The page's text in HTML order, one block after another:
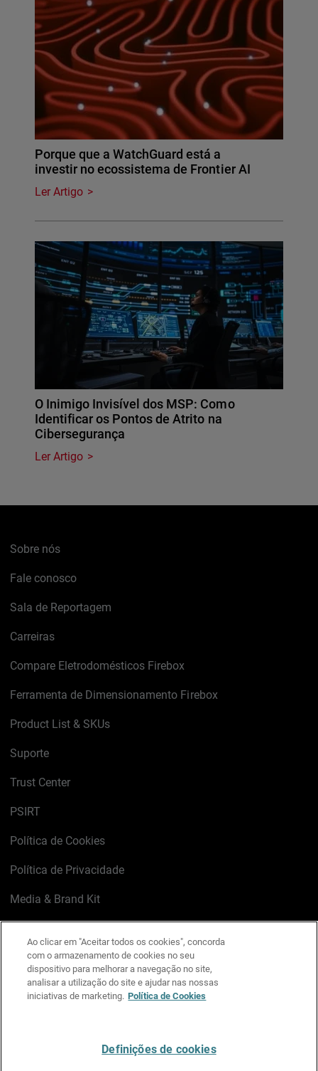
Porque que a WatchGuard está a
investir no ecossistema de Frontier AI
Ler Artigo
O Inimigo Invisível dos MSP: Como
Identificar os Pontos de Atrito na
Cibersegurança
Ler Artigo
Sobre nós
Fale conosco
Sala de Reportagem
Carreiras
Compare Eletrodomésticos Firebox
Ferramenta de Dimensionamento Firebox
Product List & SKUs
Suporte
Trust Center
PSIRT
Política de Cookies
Política de Privacidade
Media & Brand Kit
LinkedIn
X FacebookInstagram
YouTube
Ao clicar em "Aceitar todos os cookies", concorda
com o armazenamento de cookies no seu
dispositivo para melhorar a navegação no site,
analisar a utilização do site e ajudar nas nossas
iniciativas de marketing. Política de Cookies
Definições de cookies